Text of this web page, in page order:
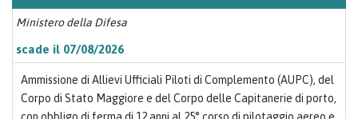
Ministero della Difesa
scade il 07/08/2026
Ammissione di Allievi Ufficiali Piloti di Complemento (AUPC), del
Corpo di Stato Maggiore e del Corpo delle Capitanerie di porto,